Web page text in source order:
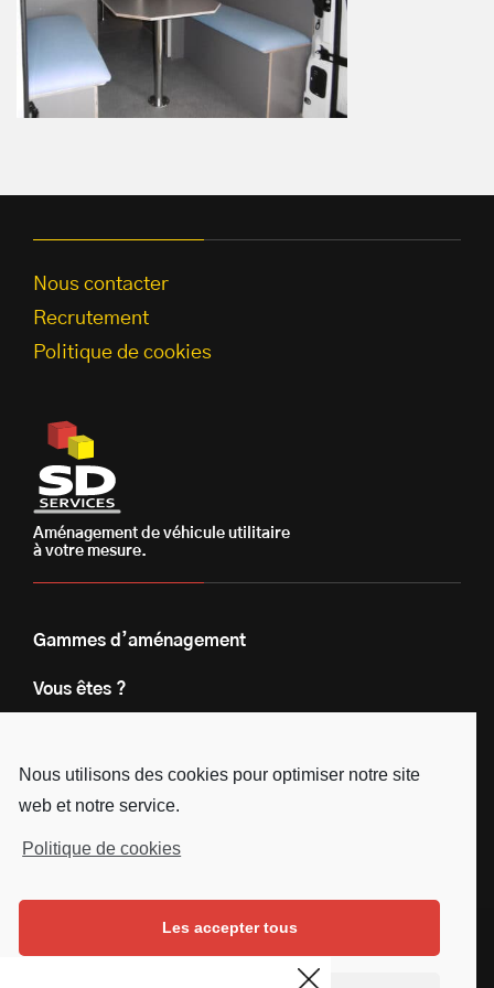
Nous utilisons des cookies pour optimiser notre site
web et notre service.
Politique de cookies
Les accepter tous
Nous contacter
Recrutement
Politique de cookies
Aménagement de véhicule utilitaire
à votre mesure.
Gammes d’aménagement
Vous êtes ?
Le groupe